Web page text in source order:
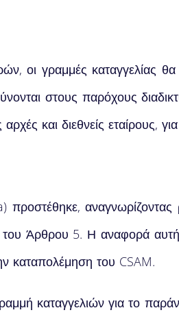
οι γραμμές καταγγελίας
στους παρόχους
αρχές και διεθνείς
προστέθηκε,
Άρθρου 5. Η αναφορά
καταπολέμηση του CSAM.
καταγγελιών για το